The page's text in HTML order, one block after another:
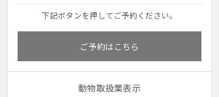
下記ボタンを押してご予約ください。
ご予約はこちら
動物取扱業表示